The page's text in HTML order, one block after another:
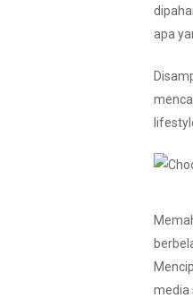
apa
media